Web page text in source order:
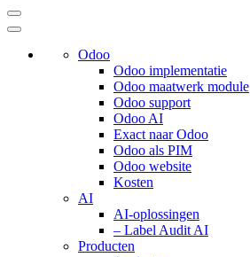
Odoo
Odoo implementatie
Odoo maatwerk module
Odoo support
Odoo AI
Exact naar Odoo
Odoo als PIM
Odoo website
Kosten
AI
AI-oplossingen
– Label Audit AI
Producten